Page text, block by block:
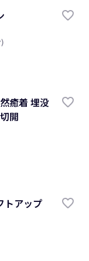
癒着 埋没
開
トアップ